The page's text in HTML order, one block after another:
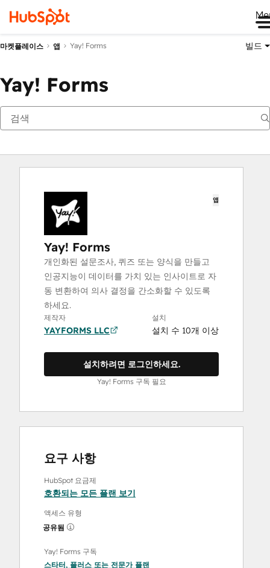
마켓플레이스 앱 Yay! Forms 빌드
Yay! Forms
앱
Yay! Forms
개인화된 설문조사, 퀴즈 또는 양식을 만들고
인공지능이 데이터를 가치 있는 인사이트로 자
동 변환하여 의사 결정을 간소화할 수 있도록
하세요.
제작자
YAYFORMS LLC
설치
설치 수 10개 이상
설치하려면 로그인하세요.
Yay! Forms 구독 필요
요구 사항
HubSpot 요금제
호환되는 모든 플랜 보기
액세스 유형
공유됨
Yay! Forms 구독
스타터, 플러스 또는 전문가플랜